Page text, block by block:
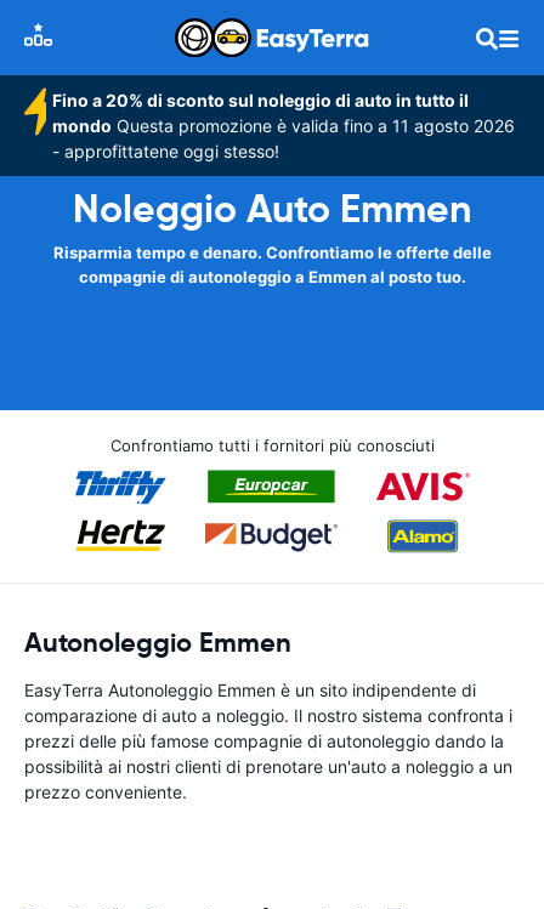
Fino a 20% di sconto sul noleggio di auto in tutto il
mondo Questa promozione è valida fino a 11 agosto 2026
- approfittatene oggi stesso!
Noleggio Auto Emmen
Risparmia tempo e denaro. Confrontiamo le offerte delle
compagnie di autonoleggio a Emmen al posto tuo.
Confrontiamo tutti i fornitori più conosciuti
Autonoleggio Emmen
EasyTerra Autonoleggio Emmen è un sito indipendente di
comparazione di auto a noleggio. Il nostro sistema confronta i
prezzi delle più famose compagnie di autonoleggio dando la
possibilità ai nostri clienti di prenotare un'auto a noleggio a un
prezzo conveniente.